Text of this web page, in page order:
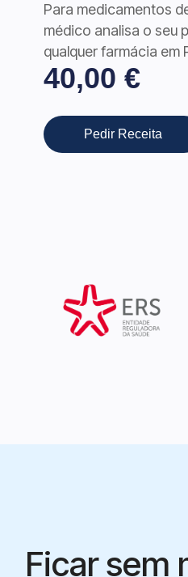
Para medicamentos
médico analisa o seu
qualquer farmácia em
40,00€
Pedir Receita
Ficar sem